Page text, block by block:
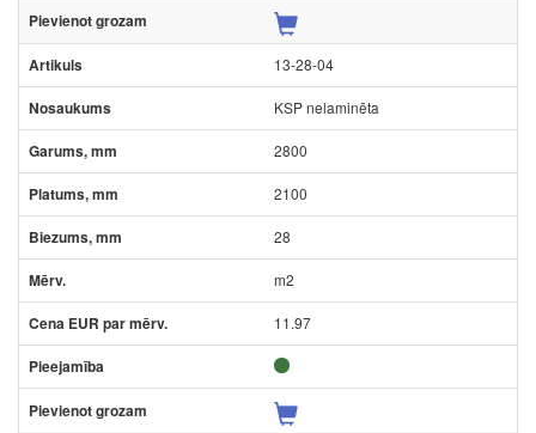
13-28-04
KSP nelaminēta
2800
2100
28
m2
11.97